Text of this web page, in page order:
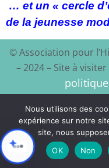
… et un « cercle
de la jeunesse
© Association pour
– 2024 – Site à visiter
Nous utilisons des
expérience sur notre
site, nous
OK
Non